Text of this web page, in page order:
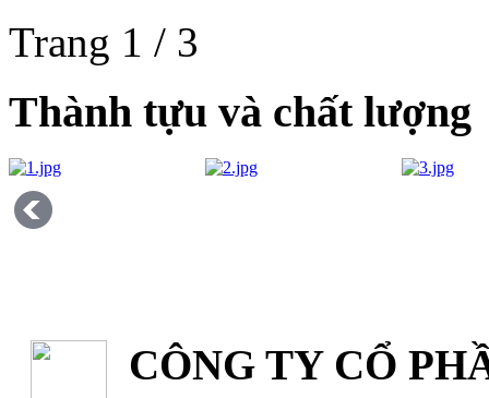
Trang 1 / 3
Thành tựu và chất lượng
CÔNG TY CỔ